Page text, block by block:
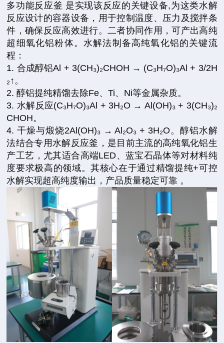
多功能反应釜 是实现该反应的关键设备,为这类水解
反应设计的容器设备，用于控制温度、压力及搅拌条
件，确保反应高效进行。二者协同作用，可产出高纯
超细氧化铝粉体。水解法制备高纯氧化铝的关键流
程：
1. 合成醇铝Al + 3(CH₃)₂CHOH → (C₃H₇O)₃Al + 3/2H
₂↑。
2. 醇铝提纯精馏去除Fe、Ti、Ni等金属杂质。
3. 水解反应(C₃H₇O)₃Al + 3H₂O → Al(OH)₃ + 3(CH₃)₂
CHOH。
4. 干燥与煅烧2Al(OH)₃ → Al₂O₃ + 3H₂O。醇铝水解
法结合专用水解反应釜，是目前主流的高纯氧化铝生
产工艺，尤其适合高端LED、蓝宝石晶体等对材料纯
度要求极高的领域。其核心在于通过精馏提纯+可控
水解实现超高纯度输出，产品质量稳定可靠 。